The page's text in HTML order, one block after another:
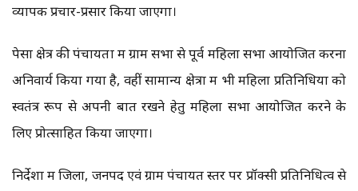
व्यापक प्रचार-प्रसार किया जाएगा।
पेसा क्षेत्र की पंचायतों में ग्राम सभा से पूर्व महिला सभा आयोजित करना
अनिवार्य किया गया है, वहीं सामान्य क्षेत्रों में भी महिला प्रतिनिधियों को
स्वतंत्र रूप से अपनी बात रखने हेतु महिला सभा आयोजित करने के
लिए प्रोत्साहित किया जाएगा।
निर्देशों में जिला, जनपद एवं ग्राम पंचायत स्तर पर प्रॉक्सी प्रतिनिधित्व से